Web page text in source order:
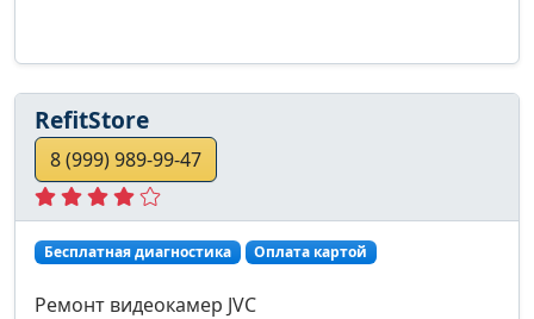
RefitStore
8 (999) 989-99-47
Бесплатная диагностика Оплата картой
Ремонт видеокамер JVC